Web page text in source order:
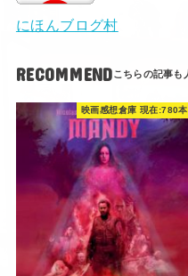
にほんブログ村
RECOMMEND
映画感想倉庫 現在:780本